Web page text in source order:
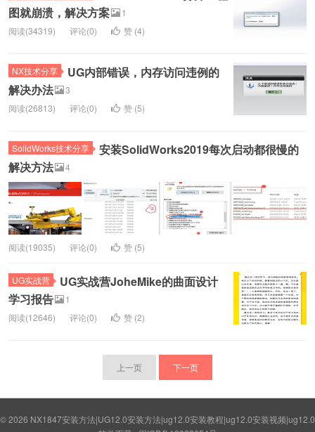
图就崩溃，解决方案
1
阅读(34319)
评论(0) 赞 (4)
NX技术分享
UG内部错误，内存访问违例的
解决办法
3
阅读(26813)
评论(0) 赞 (5)
SolidWorks技术分享
安装SolidWorks2019每次启动都很慢的
解决方法
4
阅读(19035) 评论(0) 赞 (5)
UG实战营
UG实战营JoheMike的曲面设计
学习报告
1
阅读(12646)
评论(0) 赞 (2)
上一页 下一页
© 2026 NX1847安装方法|UG12.0安装方法|ug12.0安装教程|ug12.0安装视频|ug12.0